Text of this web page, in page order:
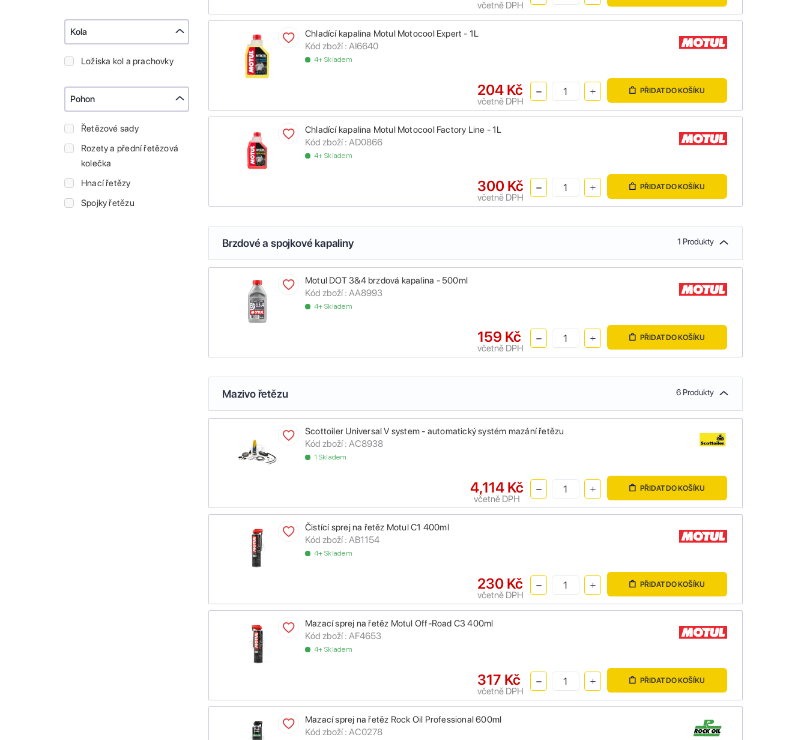
Kola
Ložiska kol a prachovky
Pohon
Řetězové sady
Rozety a přední řetězová
kolečka
Hnací řetězy
Spojky řetězu
včetně DPH
Chladící kapalina Motul Motocool Expert - 1L
Kód zboží : AI6640
4+ Skladem
204 Kč
včetně DPH
PŘIDAT DO KOŠÍKU
Chladící kapalina Motul Motocool Factory Line - 1L
Kód zboží : AD0866
4+ Skladem
300 Kč
včetně DPH
PŘIDAT DO KOŠÍKU
Brzdové a spojkové kapaliny 1 Produkty
Motul DOT 3&4 brzdová kapalina - 500ml
Kód zboží : AA8993
4+ Skladem
159 Kč
včetně DPH
PŘIDAT DO KOŠÍKU
Mazivo řetězu 6 Produkty
Scottoiler Universal V system - automatický systém mazání řetězu
Kód zboží : AC8938
1 Skladem
4,114 Kč
včetně DPH
PŘIDAT DO KOŠÍKU
Čistící sprej na řetěz Motul C1 400ml
Kód zboží : AB1154
4+ Skladem
230 Kč
včetně DPH
PŘIDAT DO KOŠÍKU
Mazací sprej na řetěz Motul Off-Road C3 400ml
Kód zboží : AF4653
4+ Skladem
317 Kč
včetně DPH
PŘIDAT DO KOŠÍKU
Mazací sprej na řetěz Rock Oil Professional 600ml
Kód zboží : AC0278